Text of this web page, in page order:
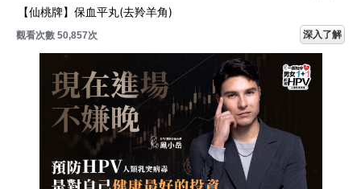
【仙桃牌】保血平丸(去羚羊角)
觀看次數 50,857次 深入了解